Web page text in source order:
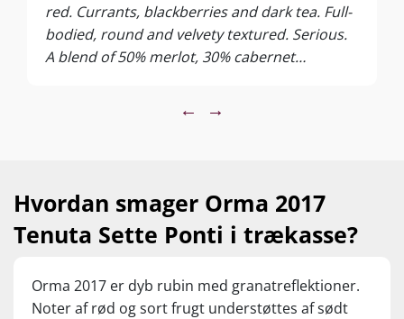
red. Currants, blackberries and dark tea. Full-
bodied, round and velvety textured. Serious.
A blend of 50% merlot, 30% cabernet
← →
Hvordan smager Orma 2017
Tenuta Sette Ponti i trækasse?
Orma 2017 er dyb rubin med granatreflektioner.
Noter af rød og sort frugt understøttes af sødt